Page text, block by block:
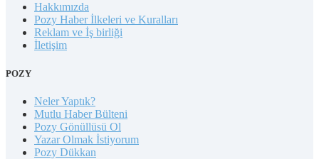
Hakkımızda
Pozy Haber İlkeleri ve Kuralları
Reklam ve İş birliği
İletişim
POZY
Neler Yaptık?
Mutlu Haber Bülteni
Pozy Gönüllüsü Ol
Yazar Olmak İstiyorum
Pozy Dükkan